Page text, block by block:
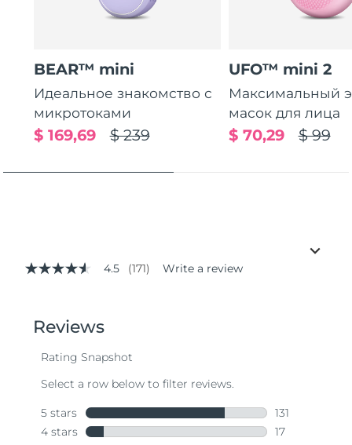
BEAR™ mini
Идеальное знакомство с
микротоками
$ 239
$ 169,69
UFO™ mini 2
Максимальный
масок для лица
$ 99
$ 70,29
4.5
stars,
average
value.
171
Same
page
link.
4.5 (171) Write a review